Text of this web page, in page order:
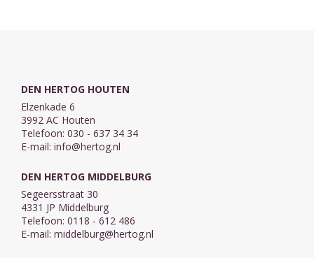
DEN HERTOG HOUTEN
Elzenkade 6
3992 AC Houten
Telefoon: 030 - 637 34 34
E-mail: info@hertog.nl
DEN HERTOG MIDDELBURG
Segeersstraat 30
4331 JP Middelburg
Telefoon: 0118 - 612 486
E-mail: middelburg@hertog.nl